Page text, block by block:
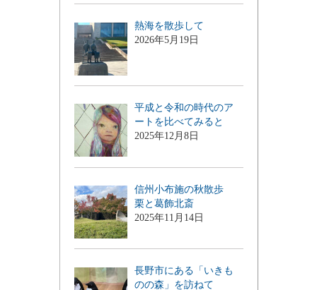
熱海を散歩して
2026年5月19日
平成と令和の時代のア
ートを比べてみると
2025年12月8日
信州小布施の秋散歩
栗と葛飾北斎
2025年11月14日
長野市にある「いきも
のの森」を訪ねて